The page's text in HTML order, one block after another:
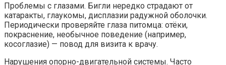
Проблемы с глазами. Бигли нередко страдают от
катаракты, глаукомы, дисплазии радужной оболочки.
Периодически проверяйте глаза питомца: отёки,
покраснение, необычное поведение (например,
косоглазие) — повод для визита к врачу.
Нарушения опорно-двигательной системы. Часто